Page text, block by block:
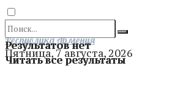
Результатов нет
Читать все результаты
Отправить
Республика Армения
Пятница, 7 августа, 2026